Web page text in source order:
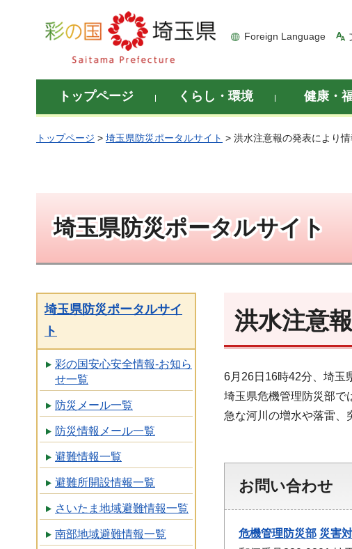
彩の国 埼玉県
Foreign Language
トップページ くらし・環境 健康・
トップページ > 埼玉県防災ポータルサイト > 洪水注意報の発表により
埼玉県防災ポータルサイト
埼玉県防災ポータルサイ
ト
彩の国安心安全情報-お知ら
せ一覧
防災メール一覧
防災情報メール一覧
避難情報一覧
避難所開設情報一覧
さいたま地域避難情報一覧
南部地域避難情報一覧
洪水注意
6月26日16時42分、埼玉
埼玉県危機管理防災部で
急な河川の増水や落雷、
お問い合わせ
危機管理防災部 災害